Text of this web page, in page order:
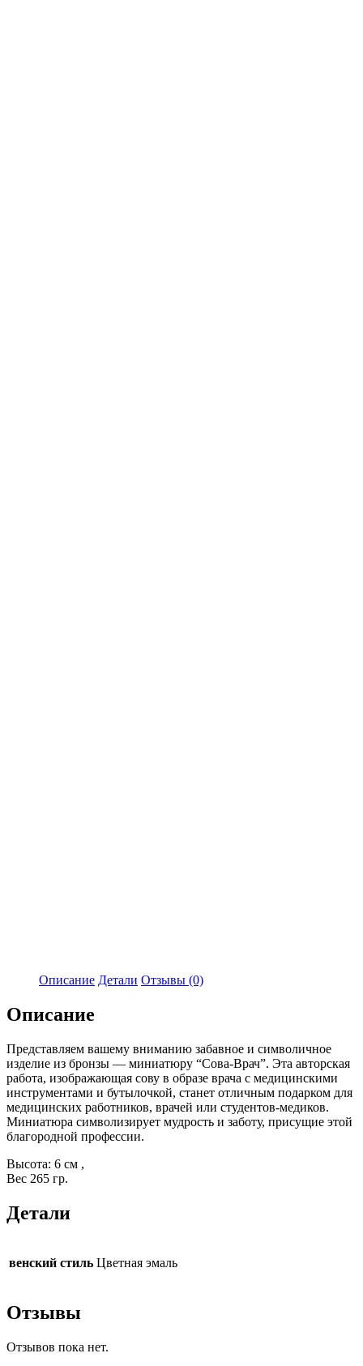
Описание Детали Отзывы (0)
Описание
Представляем вашему вниманию забавное и символичное
изделие из бронзы — миниатюру “Сова-Врач”. Эта авторская
работа, изображающая сову в образе врача с медицинскими
инструментами и бутылочкой, станет отличным подарком для
медицинских работников, врачей или студентов-медиков.
Миниатюра символизирует мудрость и заботу, присущие этой
благородной профессии.
Высота: 6 см ,
Вес 265 гр.
Детали
венский стиль Цветная эмаль
Отзывы
Отзывов пока нет.